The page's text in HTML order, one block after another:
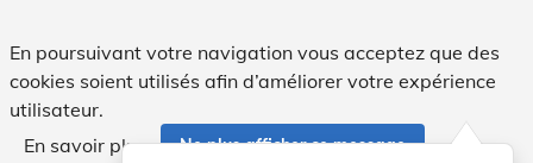
En poursuivant votre navigation vous acceptez que des
cookies soient utilisés afin d’améliorer votre expérience
utilisateur.
En savoir plus
Ne plus afficher ce message